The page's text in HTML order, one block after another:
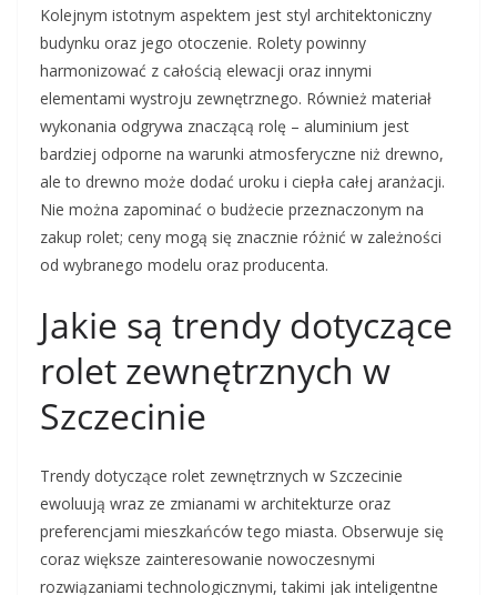
Kolejnym istotnym aspektem jest styl architektoniczny
budynku oraz jego otoczenie. Rolety powinny
harmonizować z całością elewacji oraz innymi
elementami wystroju zewnętrznego. Również materiał
wykonania odgrywa znaczącą rolę – aluminium jest
bardziej odporne na warunki atmosferyczne niż drewno,
ale to drewno może dodać uroku i ciepła całej aranżacji.
Nie można zapominać o budżecie przeznaczonym na
zakup rolet; ceny mogą się znacznie różnić w zależności
od wybranego modelu oraz producenta.
Jakie są trendy dotyczące
rolet zewnętrznych w
Szczecinie
Trendy dotyczące rolet zewnętrznych w Szczecinie
ewoluują wraz ze zmianami w architekturze oraz
preferencjami mieszkańców tego miasta. Obserwuje się
coraz większe zainteresowanie nowoczesnymi
rozwiązaniami technologicznymi, takimi jak inteligentne